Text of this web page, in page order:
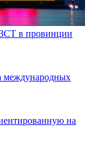
в провинции
международных
на